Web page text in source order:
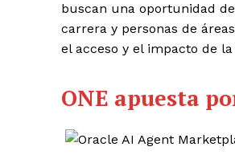
buscan una oportunidad
carrera y personas de
el acceso y el impacto de
ONE apuesta